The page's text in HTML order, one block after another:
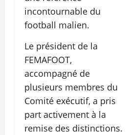
incontournable du
football malien.
Le président de la
FEMAFOOT,
accompagné de
plusieurs membres du
Comité exécutif, a pris
part activement à la
remise des distinctions.